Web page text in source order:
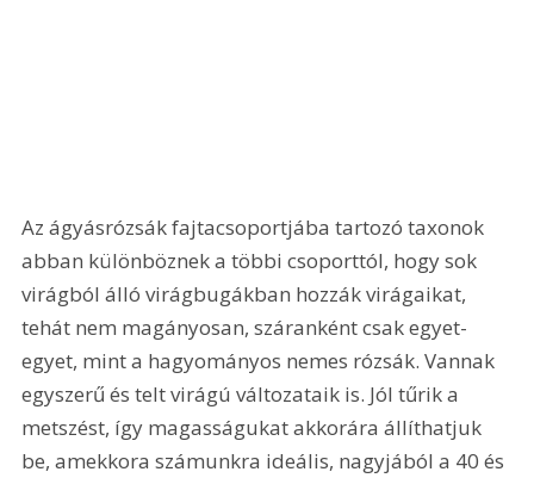
Az ágyásrózsák fajtacsoportjába tartozó taxonok
abban különböznek a többi csoporttól, hogy sok
virágból álló virágbugákban hozzák virágaikat,
tehát nem magányosan, száranként csak egyet-
egyet, mint a hagyományos nemes rózsák. Vannak
egyszerű és telt virágú változataik is. Jól tűrik a
metszést, így magasságukat akkorára állíthatjuk
be, amekkora számunkra ideális, nagyjából a 40 és